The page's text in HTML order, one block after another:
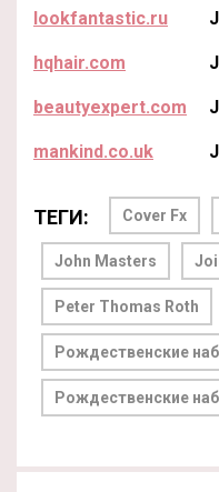
lookfantastic.ru
hqhair.com
beautyexpert.com
mankind.co.uk
ТЕГИ: Cover Fx
John Masters
Peter Thomas Roth
Рождественские
Рождественские